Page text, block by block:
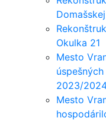
Okulka 21
Mesto
2023/
Mesto